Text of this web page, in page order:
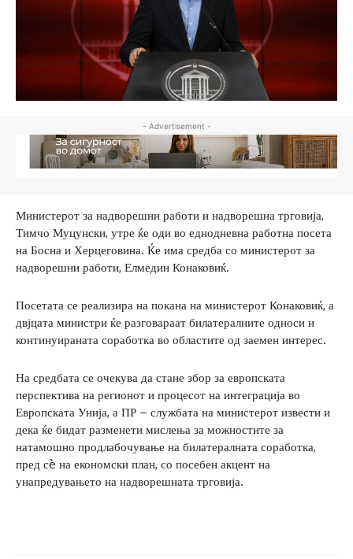
- Advertisement -
Министерот за надворешни работи и надворешна трговија,
Тимчо Муцунски, утре ќе оди во еднодневна работна посета
на Босна и Херцеговина. Ќе има средба со министерот за
надворешни работи, Елмедин Конаковиќ.
Посетата се реализира на покана на министерот Конаковиќ, а
двјцата министри ќе разговараат билатералните односи и
континуираната соработка во областите од заемен интерес.
На средбата се очекува да стане збор за европската
перспектива на регионот и процесот на интеграција во
Европската Унија, а ПР – службата на министерот извести и
дека ќе бидат разменети мислења за можностите за
натамошно продлабочување на билатералната соработка,
пред сè на економски план, со посебен акцент на
унапредувањето на надворешната трговија.